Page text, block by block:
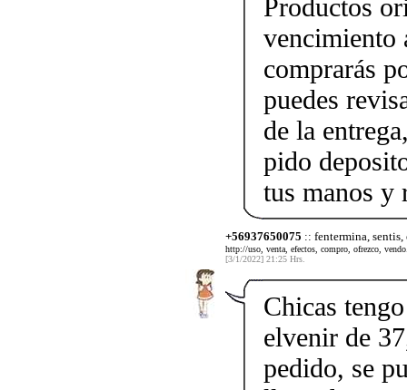
Productos
vencimiento
comprarás
puedes
de la
pido
tus manos y
+56937650075 :: fentermina,
http://uso, venta, efectos, compro, ofrezco,
[3/1/2022] 21:25 Hrs.
Chicas
elvenir de
pedido, se